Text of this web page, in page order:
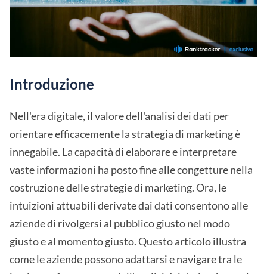
Introduzione
Nell'era digitale, il valore dell'analisi dei dati per
orientare efficacemente la strategia di marketing è
innegabile. La capacità di elaborare e interpretare
vaste informazioni ha posto fine alle congetture nella
costruzione delle strategie di marketing. Ora, le
intuizioni attuabili derivate dai dati consentono alle
aziende di rivolgersi al pubblico giusto nel modo
giusto e al momento giusto. Questo articolo illustra
come le aziende possono adattarsi e navigare tra le